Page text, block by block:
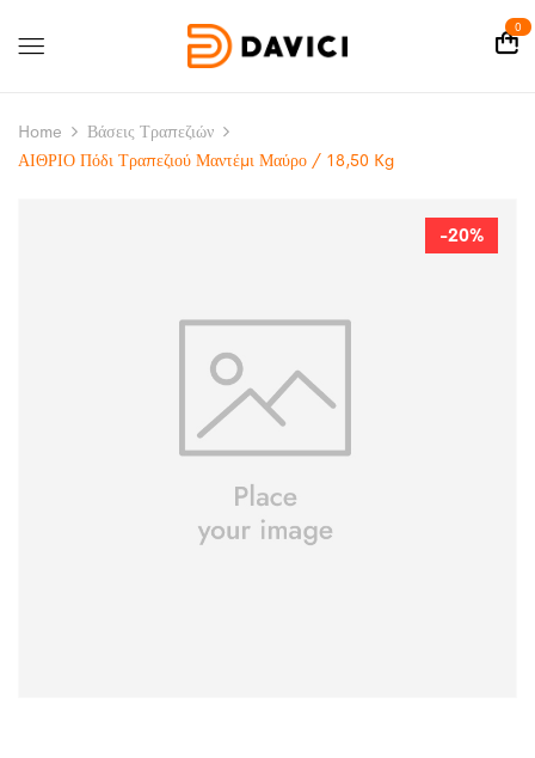
0
Home
Βάσεις Τραπεζιών
ΑΙΘΡΙΟ Πόδι Τραπεζιού Μαντέμι Μαύρο / 18,50 Kg
-20%